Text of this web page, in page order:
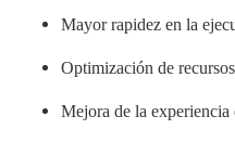
Mayor rapidez en la
Optimización de recursos
Mejora de la experiencia